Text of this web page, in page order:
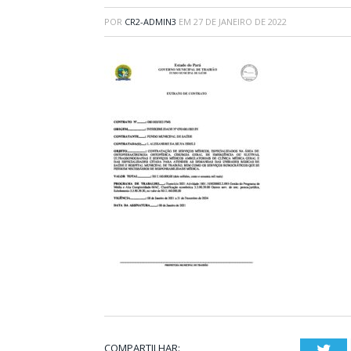
POR CR2-ADMIN3 EM 27 DE JANEIRO DE 2022
COMPARTILHAR: